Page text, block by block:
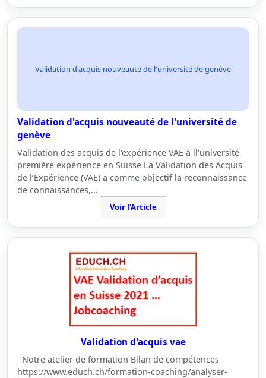
Validation d'acquis nouveauté de l'université de genève
Validation d'acquis nouveauté de l'université de
genève
Validation des acquis de l'expérience VAE à ll'université
première expérience en Suisse La Validation des Acquis
de l’Expérience (VAE) a comme objectif la reconnaissance
de connaissances,…
Voir l'Article
Validation d'acquis vae
Notre atelier de formation Bilan de compétences
https://www.educh.ch/formation-coaching/analyser-